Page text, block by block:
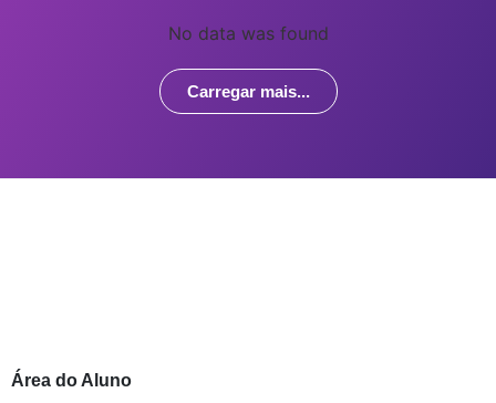
No data was found
Carregar mais...
Área do Aluno